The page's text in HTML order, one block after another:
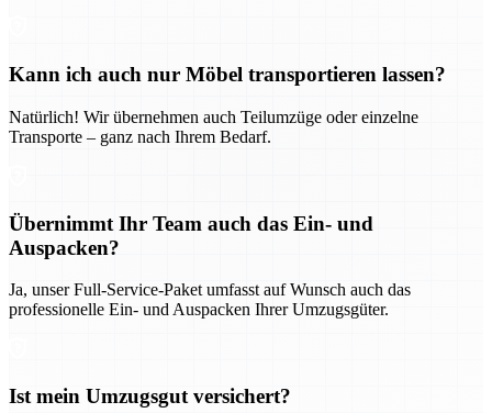
Kann ich auch nur Möbel transportieren lassen?
Natürlich! Wir übernehmen auch Teilumzüge oder einzelne
Transporte – ganz nach Ihrem Bedarf.
Übernimmt Ihr Team auch das Ein- und
Auspacken?
Ja, unser Full-Service-Paket umfasst auf Wunsch auch das
professionelle Ein- und Auspacken Ihrer Umzugsgüter.
Ist mein Umzugsgut versichert?